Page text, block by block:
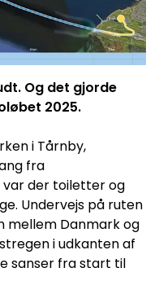
Og det gjorde
2025.
i Tårnby,
fra
var der toiletter og
Undervejs på ruten
mellem Danmark og
i udkanten af
sanser fra start til